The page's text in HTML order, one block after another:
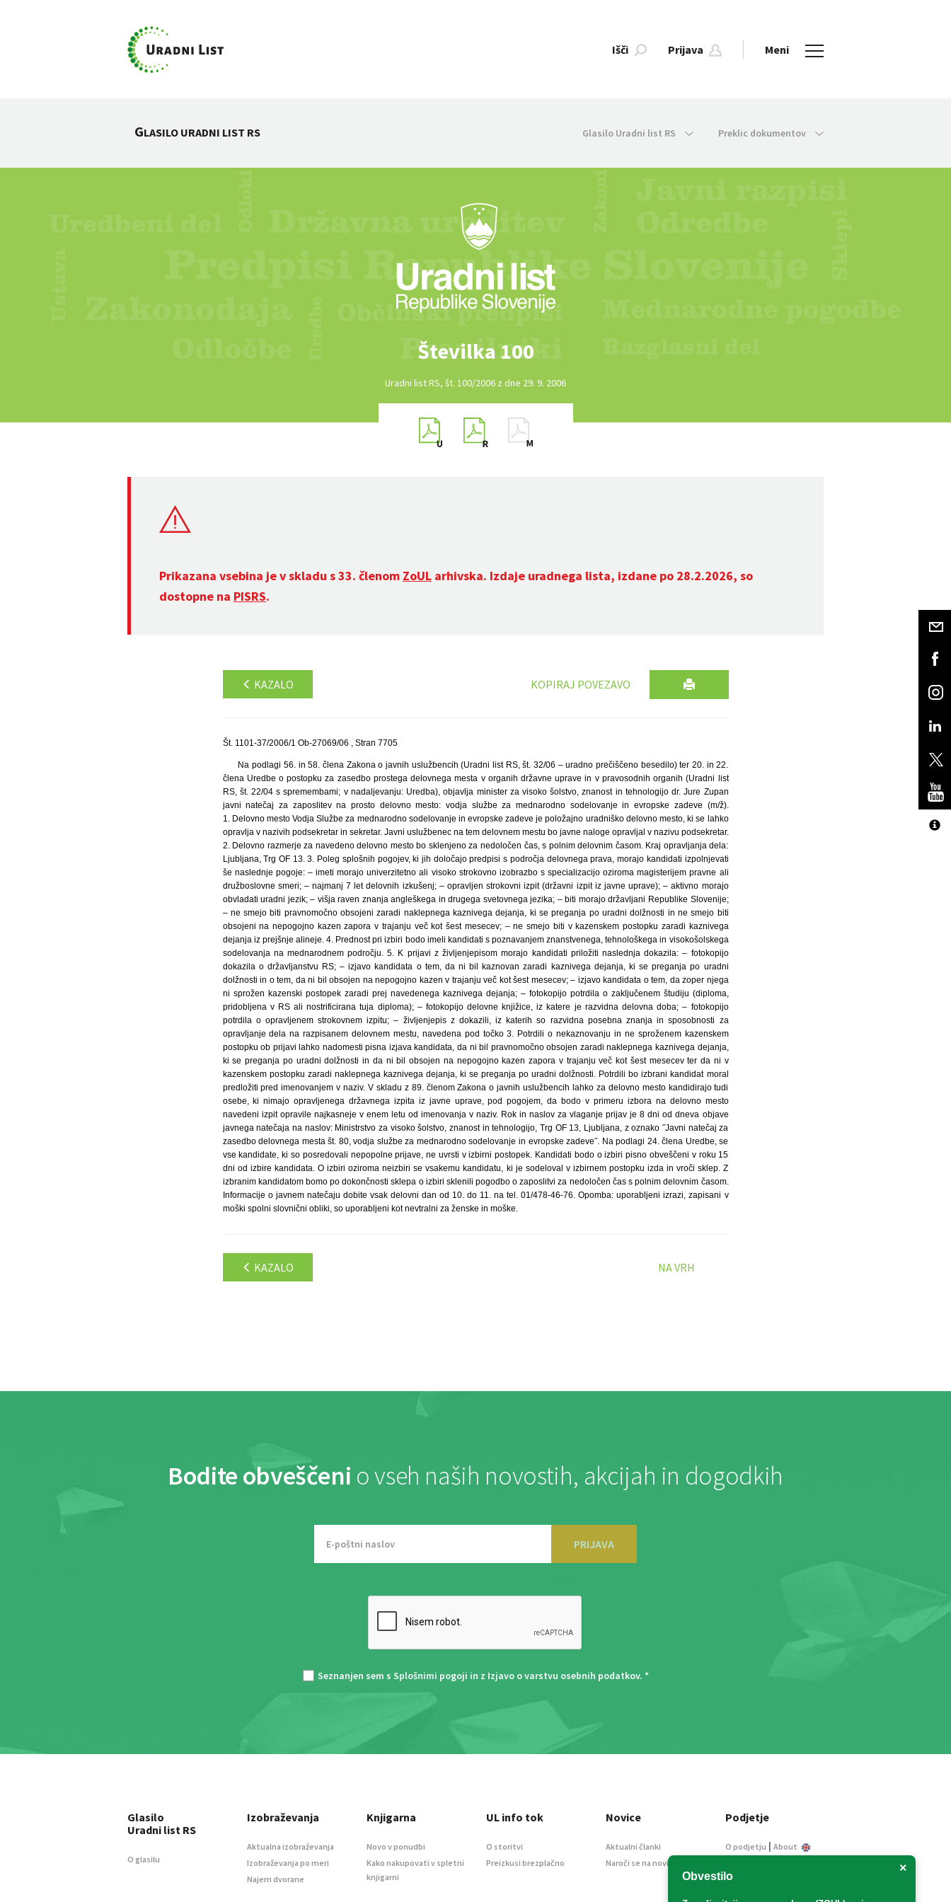
Išči Prijava Meni
GLASILO URADNI LIST RS Glasilo Uradni list RS Preklic dokumentov
Številka 100
Uradni list RS, št. 100/2006 z dne 29. 9. 2006
Prikazana vsebina je v skladu s 33. členom ZoUL arhivska. Izdaje uradnega lista, izdane po 28.2.2026, so
dostopne na PISRS.
KAZALO KOPIRAJ POVEZAVO
Št. 1101-37/2006/1 Ob-27069/06 , Stran 7705
Na podlagi 56. in 58. člena Zakona o javnih uslužbencih (Uradni list RS, št. 32/06 – uradno prečiščeno besedilo) ter 20. in 22.
člena Uredbe o postopku za zasedbo prostega delovnega mesta v organih državne uprave in v pravosodnih organih (Uradni list
RS, št. 22/04 s spremembami; v nadaljevanju: Uredba), objavlja minister za visoko šolstvo, znanost in tehnologijo dr. Jure Zupan
javni natečaj za zaposlitev na prosto delovno mesto: vodja službe za mednarodno sodelovanje in evropske zadeve (m/ž).
1. Delovno mesto Vodja Službe za mednarodno sodelovanje in evropske zadeve je položajno uradniško delovno mesto, ki se lahko
opravlja v nazivih podsekretar in sekretar. Javni uslužbenec na tem delovnem mestu bo javne naloge opravljal v nazivu podsekretar.
2. Delovno razmerje za navedeno delovno mesto bo sklenjeno za nedoločen čas, s polnim delovnim časom. Kraj opravljanja dela:
Ljubljana, Trg OF 13. 3. Poleg splošnih pogojev, ki jih določajo predpisi s področja delovnega prava, morajo kandidati izpolnjevati
še naslednje pogoje: – imeti morajo univerzitetno ali visoko strokovno izobrazbo s specializacijo oziroma magisterijem pravne ali
družboslovne smeri; – najmanj 7 let delovnih izkušenj; – opravljen strokovni izpit (državni izpit iz javne uprave); – aktivno morajo
obvladati uradni jezik; – višja raven znanja angleškega in drugega svetovnega jezika; – biti morajo državljani Republike Slovenije;
– ne smejo biti pravnomočno obsojeni zaradi naklepnega kaznivega dejanja, ki se preganja po uradni dolžnosti in ne smejo biti
obsojeni na nepogojno kazen zapora v trajanju več kot šest mesecev; – ne smejo biti v kazenskem postopku zaradi kaznivega
dejanja iz prejšnje alineje. 4. Prednost pri izbiri bodo imeli kandidati s poznavanjem znanstvenega, tehnološkega in visokošolskega
sodelovanja na mednarodnem področju. 5. K prijavi z življenjepisom morajo kandidati priložiti naslednja dokazila: – fotokopijo
dokazila o državljanstvu RS; – izjavo kandidata o tem, da ni bil kaznovan zaradi kaznivega dejanja, ki se preganja po uradni
dolžnosti in o tem, da ni bil obsojen na nepogojno kazen v trajanju več kot šest mesecev; – izjavo kandidata o tem, da zoper njega
ni sprožen kazenski postopek zaradi prej navedenega kaznivega dejanja; – fotokopijo potrdila o zaključenem študiju (diploma,
pridobljena v RS ali nostrificirana tuja diploma); – fotokopijo delovne knjižice, iz katere je razvidna delovna doba; – fotokopijo
potrdila o opravljenem strokovnem izpitu; – življenjepis z dokazili, iz katerih so razvidna posebna znanja in sposobnosti za
opravljanje dela na razpisanem delovnem mestu, navedena pod točko 3. Potrdili o nekaznovanju in ne sproženem kazenskem
postopku ob prijavi lahko nadomesti pisna izjava kandidata, da ni bil pravnomočno obsojen zaradi naklepnega kaznivega dejanja,
ki se preganja po uradni dolžnosti in da ni bil obsojen na nepogojno kazen zapora v trajanju več kot šest mesecev ter da ni v
kazenskem postopku zaradi naklepnega kaznivega dejanja, ki se preganja po uradni dolžnosti. Potrdili bo izbrani kandidat moral
predložiti pred imenovanjem v naziv. V skladu z 89. členom Zakona o javnih uslužbencih lahko za delovno mesto kandidirajo tudi
osebe, ki nimajo opravljenega državnega izpita iz javne uprave, pod pogojem, da bodo v primeru izbora na delovno mesto
navedeni izpit opravile najkasneje v enem letu od imenovanja v naziv. Rok in naslov za vlaganje prijav je 8 dni od dneva objave
javnega natečaja na naslov: Ministrstvo za visoko šolstvo, znanost in tehnologijo, Trg OF 13, Ljubljana, z oznako ˝Javni natečaj za
zasedbo delovnega mesta št. 80, vodja službe za mednarodno sodelovanje in evropske zadeve˝. Na podlagi 24. člena Uredbe, se
vse kandidate, ki so posredovali nepopolne prijave, ne uvrsti v izbirni postopek. Kandidati bodo o izbiri pisno obveščeni v roku 15
dni od izbire kandidata. O izbiri oziroma neizbiri se vsakemu kandidatu, ki je sodeloval v izbirnem postopku izda in vroči sklep. Z
izbranim kandidatom bomo po dokončnosti sklepa o izbiri sklenili pogodbo o zaposlitvi za nedoločen čas s polnim delovnim časom.
Informacije o javnem natečaju dobite vsak delovni dan od 10. do 11. na tel. 01/478-46-76. Opomba: uporabljeni izrazi, zapisani v
moški spolni slovnični obliki, so uporabljeni kot nevtralni za ženske in moške.
KAZALO NA VRH
Bodite obveščeni o vseh naših novostih, akcijah in dogodkih
PRIJAVA
Seznanjen sem s Splošnimi pogoji in z Izjavo o varstvu osebnih podatkov. *
×
Obvestilo
Glasilo
Uradni list RS
O glasilu
Izobraževanja
Aktualna izobraževanja
Izobraževanja po meri
Najem dvorane
Knjigarna
Novo v ponudbi
Kako nakupovati v spletni
knjigarni
UL info tok
O storitvi
Preizkusi brezplačno
Novice
Aktualni članki
Naroči se na novice
Podjetje
O podjetju | About
Informacije javnega